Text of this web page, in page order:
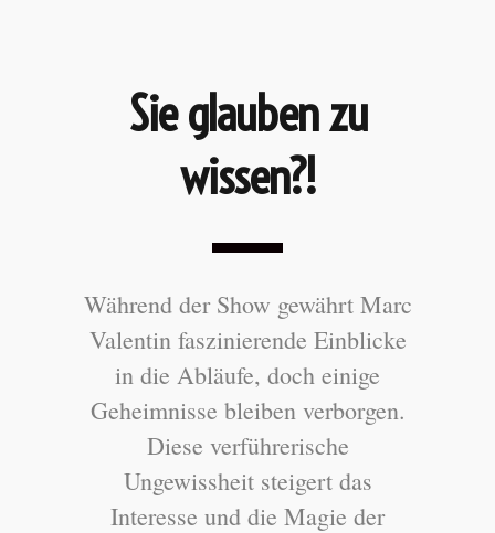
Sie glauben zu
wissen?!
Während der Show gewährt Marc
Valentin faszinierende Einblicke
in die Abläufe, doch einige
Geheimnisse bleiben verborgen.
Diese verführerische
Ungewissheit steigert das
Interesse und die Magie der